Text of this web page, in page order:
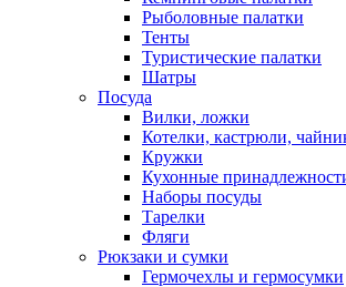
Рыболовные палатки
Тенты
Туристические палатки
Шатры
Посуда
Вилки, ложки
Котелки, кастрюли,
Кружки
Кухонные
Наборы посуды
Тарелки
Фляги
Рюкзаки и сумки
Гермочехлы и гермосумки